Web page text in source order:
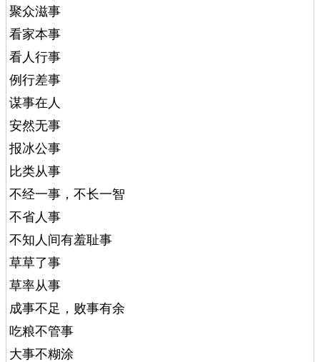
聚众滋事
看家本事
看人行事
例行差事
谋事在人
安然无事
报冰公事
比类从事
不经一事，不长一智
不省人事
不知人间有羞耻事
草草了事
草率从事
成事不足，败事有余
吃粮不管事
大事不糊涂